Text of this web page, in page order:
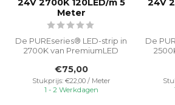
24V 2700K 120LED/m 5
Meter
De PUREseries® LED-strip in
2700K van PremiumLED
een ge...
€75,00
Stukprijs: €22,00 / Meter
1 - 2 Werkdagen
24V
De